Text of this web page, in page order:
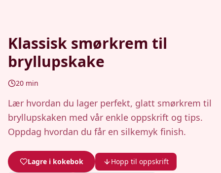
Klassisk smørkrem til
bryllupskake
20 min
Lær hvordan du lager perfekt, glatt smørkrem til
bryllupskaken med vår enkle oppskrift og tips.
Oppdag hvordan du får en silkemyk finish.
Lagre i kokebok Hopp til oppskrift